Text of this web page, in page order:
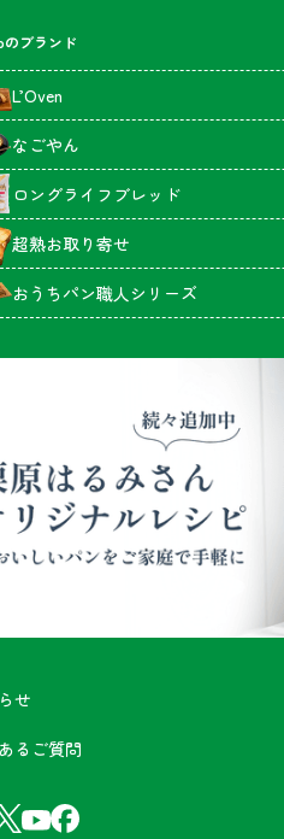
ブランド
L’Oven
なごやん
ロングライフブレッド
超熟お取り寄せ
おうちパン職人シリーズ
せ
るご質問